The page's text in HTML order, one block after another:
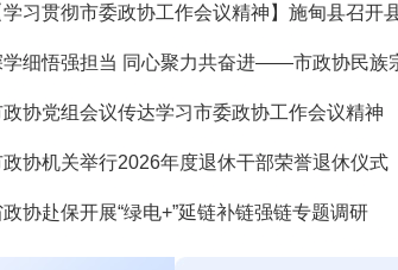
【要闻】市委政协工作会议召开
学习贯彻市委政协工作会议精神】施甸县召开
学细悟强担当 同心聚力共奋进——市政协民族
政协党组会议传达学习市委政协工作会议精神
政协机关举行2026年度退休干部荣誉退休仪式
协赴保开展“绿电+”延链补链强链专题调研